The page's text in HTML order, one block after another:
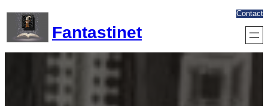
contenu
Fantastinet
Contact